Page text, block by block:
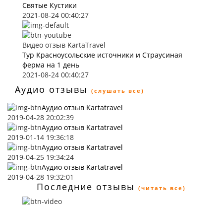
Святые Кустики
2021-08-24 00:40:27
Видео отзыв KartaTravel
Тур Красноусольские источники и Страусиная
ферма на 1 день
2021-08-24 00:40:27
Аудио отзывы (слушать все)
Аудио отзыв Kartatravel
2019-04-28 20:02:39
Аудио отзыв Kartatravel
2019-01-14 19:36:18
Аудио отзыв Kartatravel
2019-04-25 19:34:24
Аудио отзыв Kartatravel
2019-04-28 19:32:01
Последние отзывы (читать все)